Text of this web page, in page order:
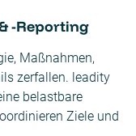
-Reporting
Maßnahmen,
zerfallen. leadity
belastbare
Ziele und